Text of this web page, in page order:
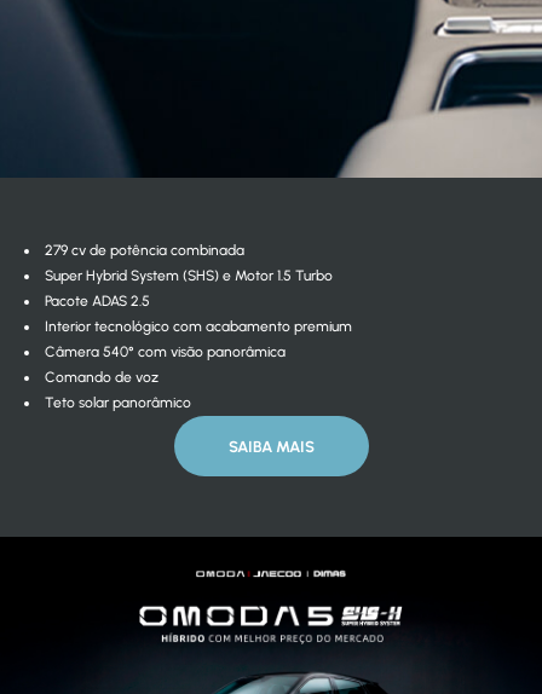
279 cv de potência combinada
Super Hybrid System (SHS) e Motor 1.5 Turbo
Pacote ADAS 2.5
Interior tecnológico com acabamento premium
Câmera 540° com visão panorâmica
Comando de voz
Teto solar panorâmico
SAIBA MAIS